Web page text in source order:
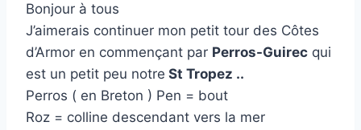
Bonjour à tous
J’aimerais continuer mon petit tour des Côtes
d’Armor en commençant par Perros-Guirec qui
est un petit peu notre St Tropez ..
Perros ( en Breton ) Pen = bout
Roz = colline descendant vers la mer